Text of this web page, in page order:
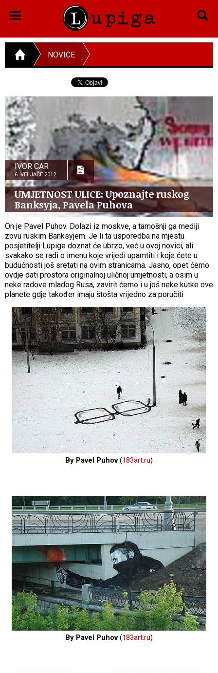
NOVICE
IVOR CAR
6. VELJAČE 2012.
UMJETNOST ULICE: Upoznajte ruskog
Banksyja, Pavela Puhova
On je Pavel Puhov. Dolazi iz moskve, a tamošnji ga mediji
zovu ruskim Banksyjem. Je li ta usporedba na mjestu
posjetitelji Lupige doznat će ubrzo, već u ovoj novici, ali
svakako se radi o imenu koje vrijedi upamtiti i koje ćete u
budućnosti još sretati na ovim stranicama. Jasno, opet ćemo
ovdje dati prostora originalnoj uličnoj umjetnosti, a osim u
neke radove mladog Rusa, zavirit ćemo i u još neke kutke ove
planete gdje također imaju štošta vrijedno za poručiti
By Pavel Puhov(183art.ru)
By Pavel Puhov(183art.ru)